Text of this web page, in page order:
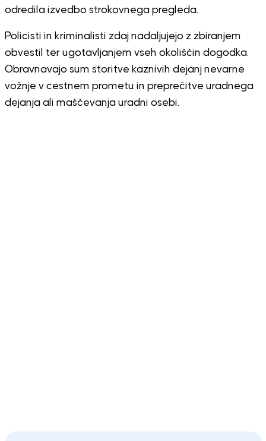
odredila izvedbo strokovnega pregleda.
Policisti in kriminalisti zdaj nadaljujejo z zbiranjem
obvestil ter ugotavljanjem vseh okoliščin dogodka.
Obravnavajo sum storitve kaznivih dejanj nevarne
vožnje v cestnem prometu in preprečitve uradnega
dejanja ali maščevanja uradni osebi.